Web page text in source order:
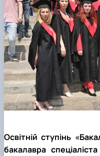
Освітній ступінь
бакалавра